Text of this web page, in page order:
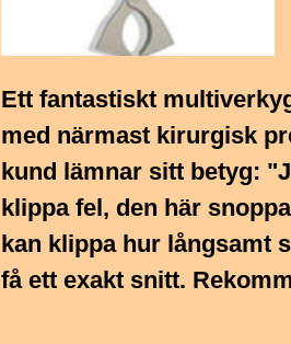
Ett fantastiskt
med närmast kirurgisk
kund lämnar sitt betyg:
klippa fel, den här
kan klippa hur långsamt
få ett exakt snitt.